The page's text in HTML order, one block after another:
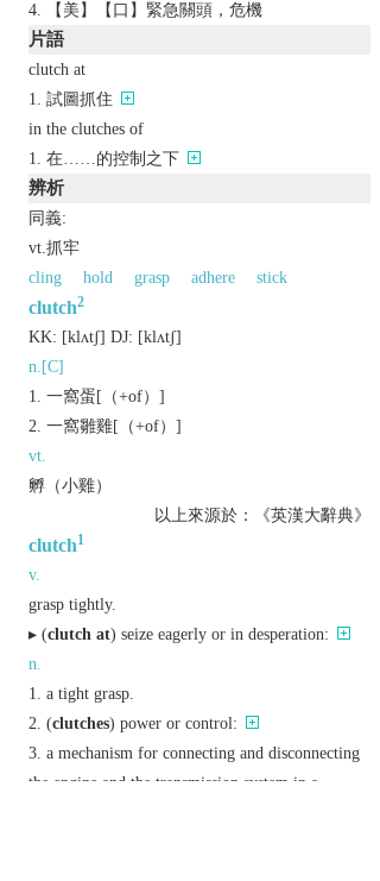
【美】【口】緊急關頭，危機
片語
clutch at
試圖抓住
in the clutches of
在……的控制之下
辨析
同義:
vt.抓牢
cling
hold grasp adhere stick
clutch2
KK: [klʌtʃ] DJ: [klʌtʃ]
n.[C]
一窩蛋[（+of）]
一窩雛雞[（+of）]
vt.
孵（小雞）
以上來源於：《英漢大辭典》
clutch1
v.
grasp tightly.
▸ (clutch at) seize eagerly or in desperation:
n.
a tight grasp.
(clutches) power or control:
a mechanism for connecting and disconnecting
the engine and the transmission system in a